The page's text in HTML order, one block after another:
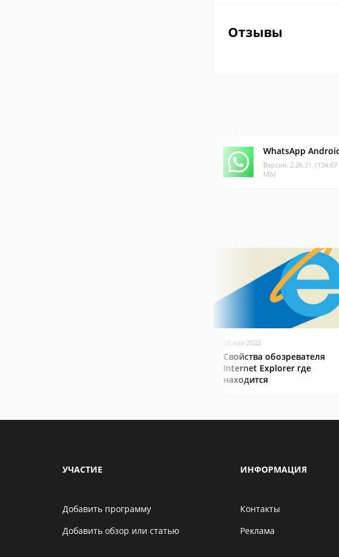
Отзывы
WhatsApp
Версия: 2.26.31. (134.67
МБ)
20 мая 2022
Свойства обозревателя
Internet Explorer где
находится
УЧАСТИЕ
Добавить программу
Добавить обзор или статью
ИНФОРМАЦИЯ
Контакты
Реклама